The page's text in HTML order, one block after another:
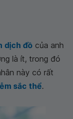
dịch đồ của anh
là ít, trong đó
này có rất
sắc thể.